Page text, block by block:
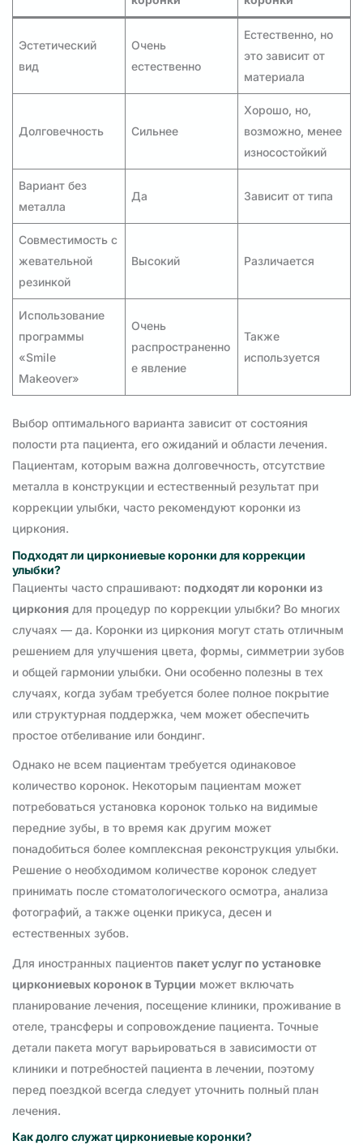
Эстетический
вид
Очень
естественно
Естественно, но
это зависит от
материала
Долговечность Сильнее
Хорошо, но,
возможно, менее
износостойкий
Вариант без
металла
Да Зависит от типа
Совместимость с
жевательной
резинкой
Высокий Различается
Использование
программы
«Smile
Makeover»
Очень
распространенно
е явление
Также
используется
Выбор оптимального варианта зависит от состояния
полости рта пациента, его ожиданий и области лечения.
Пациентам, которым важна долговечность, отсутствие
металла в конструкции и естественный результат при
коррекции улыбки, часто рекомендуют коронки из
циркония.
Подходят ли циркониевые коронки для коррекции
улыбки?
Пациенты часто спрашивают: подходят ли коронки из
циркония для процедур по коррекции улыбки? Во многих
случаях — да. Коронки из циркония могут стать отличным
решением для улучшения цвета, формы, симметрии зубов
и общей гармонии улыбки. Они особенно полезны в тех
случаях, когда зубам требуется более полное покрытие
или структурная поддержка, чем может обеспечить
простое отбеливание или бондинг.
Однако не всем пациентам требуется одинаковое
количество коронок. Некоторым пациентам может
потребоваться установка коронок только на видимые
передние зубы, в то время как другим может
понадобиться более комплексная реконструкция улыбки.
Решение о необходимом количестве коронок следует
принимать после стоматологического осмотра, анализа
фотографий, а также оценки прикуса, десен и
естественных зубов.
Для иностранных пациентов пакет услуг по установке
циркониевых коронок в Турции может включать
планирование лечения, посещение клиники, проживание в
отеле, трансферы и сопровождение пациента. Точные
детали пакета могут варьироваться в зависимости от
клиники и потребностей пациента в лечении, поэтому
перед поездкой всегда следует уточнить полный план
лечения.
Как долго служат циркониевые коронки?